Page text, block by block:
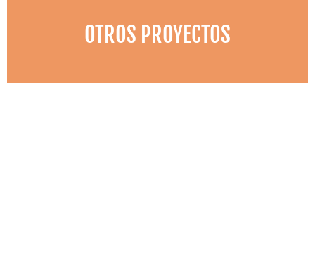
OTROS PROYECTOS